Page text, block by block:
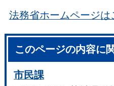
法務省ホームページは
このページの内容に
市民課